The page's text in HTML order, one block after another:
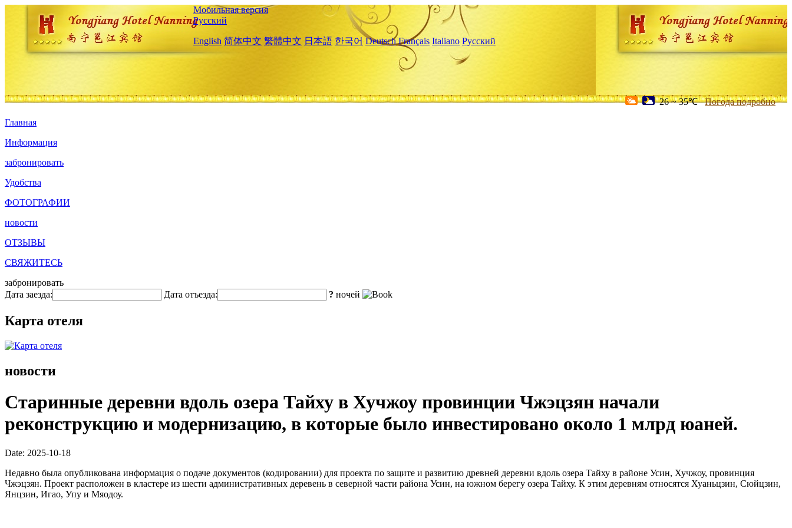
Мобильная версия
Русский
English 简体中文 繁體中文 日本語 한국어 Deutsch Français Italiano Русский
26 ~ 35℃ Погода подробно
Главная
Информация
забронировать
Удобства
ФОТОГРАФИИ
новости
ОТЗЫВЫ
СВЯЖИТЕСЬ
забронировать
Дата заезда:
Дата отъезда: ? ночей
Карта отеля
новости
Старинные деревни вдоль озера Тайху в Хучжоу провинции Чжэцзян начали
реконструкцию и модернизацию, в которые было инвестировано около 1 млрд юаней.
Date: 2025-10-18
Недавно была опубликована информация о подаче документов (кодировании) для проекта по защите и развитию древней деревни вдоль озера Тайху в районе Усин, Хучжоу, провинция
Чжэцзян. Проект расположен в кластере из шести административных деревень в северной части района Усин, на южном берегу озера Тайху. К этим деревням относятся Хуаньцзин, Сюйцзин,
Янцзин, Игао, Упу и Мяодоу.